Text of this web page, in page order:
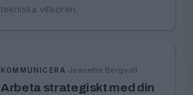
tekniska villkoren.
KOMMUNICERA Jeanette Bergvall
Arbeta strategiskt med din